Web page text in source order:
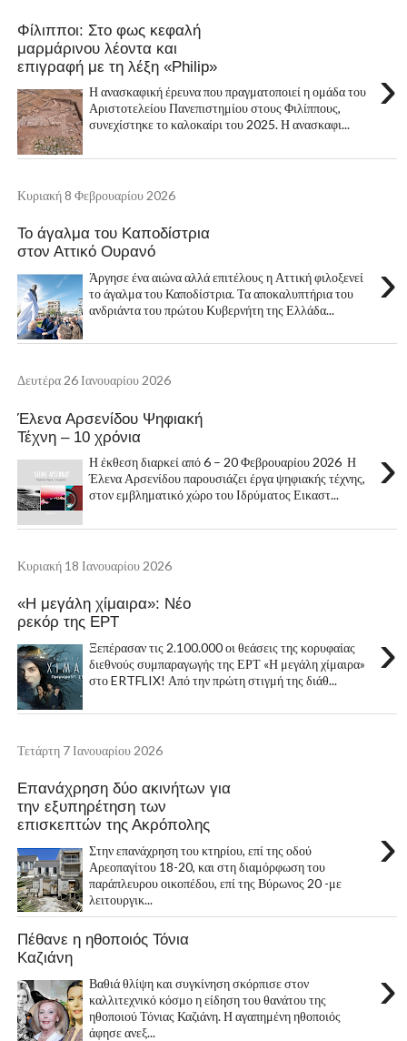
Φίλιπποι: Στο φως κεφαλή
μαρμάρινου λέοντα και
επιγραφή με τη λέξη «Philip»
›
Η ανασκαφική έρευνα που πραγματοποιεί η ομάδα του
Αριστοτελείου Πανεπιστημίου στους Φιλίππους,
συνεχίστηκε το καλοκαίρι του 2025. Η ανασκαφι...
Κυριακή 8 Φεβρουαρίου 2026
Το άγαλμα του Καποδίστρια
στον Αττικό Ουρανό
›
Άργησε ένα αιώνα αλλά επιτέλους η Αττική φιλοξενεί
το άγαλμα του Καποδίστρια. Τα αποκαλυπτήρια του
ανδριάντα του πρώτου Κυβερνήτη της Ελλάδα...
Δευτέρα 26 Ιανουαρίου 2026
Έλενα Αρσενίδου Ψηφιακή
Τέχνη – 10 χρόνια
›
Η έκθεση διαρκεί από 6 – 20 Φεβρουαρίου 2026 Η
Έλενα Αρσενίδου παρουσιάζει έργα ψηφιακής τέχνης,
στον εμβληματικό χώρο του Ιδρύματος Εικαστ...
Κυριακή 18 Ιανουαρίου 2026
«Η μεγάλη χίμαιρα»: Νέο
ρεκόρ της ΕΡΤ
›
Ξεπέρασαν τις 2.100.000 οι θεάσεις της κορυφαίας
διεθνούς συμπαραγωγής της ΕΡΤ «Η μεγάλη χίμαιρα»
στο ERTFLIX! Από την πρώτη στιγμή της διάθ...
Τετάρτη 7 Ιανουαρίου 2026
Επανάχρηση δύο ακινήτων για
την εξυπηρέτηση των
επισκεπτών της Ακρόπολης
›
Στην επανάχρηση του κτηρίου, επί της οδού
Αρεοπαγίτου 18-20, και στη διαμόρφωση του
παράπλευρου οικοπέδου, επί της Βύρωνος 20 -με
λειτουργικ...
Πέθανε η ηθοποιός Τόνια
Καζιάνη
›
Βαθιά θλίψη και συγκίνηση σκόρπισε στον
καλλιτεχνικό κόσμο η είδηση του θανάτου της
ηθοποιού Τόνιας Καζιάνη. Η αγαπημένη ηθοποιός
άφησε ανεξ...